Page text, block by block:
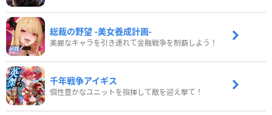
総裁の野望 -美女養成計画-
美麗なキャラを引き連れて金融戦争を制覇しよう！
千年戦争アイギス
個性豊かなユニットを指揮して敵を迎え撃て！